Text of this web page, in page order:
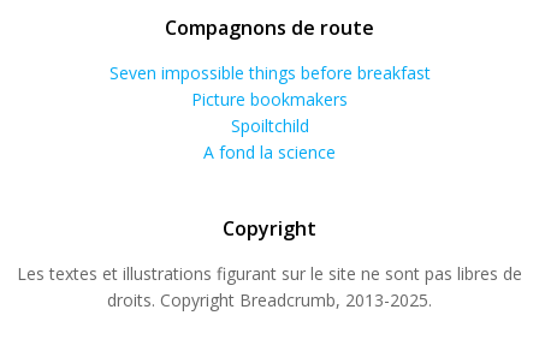
Compagnons de route
Seven impossible things before breakfast
Picture bookmakers
Spoiltchild
A fond la science
Copyright
Les textes et illustrations figurant sur le site ne sont pas libres de
droits. Copyright Breadcrumb, 2013-2025.